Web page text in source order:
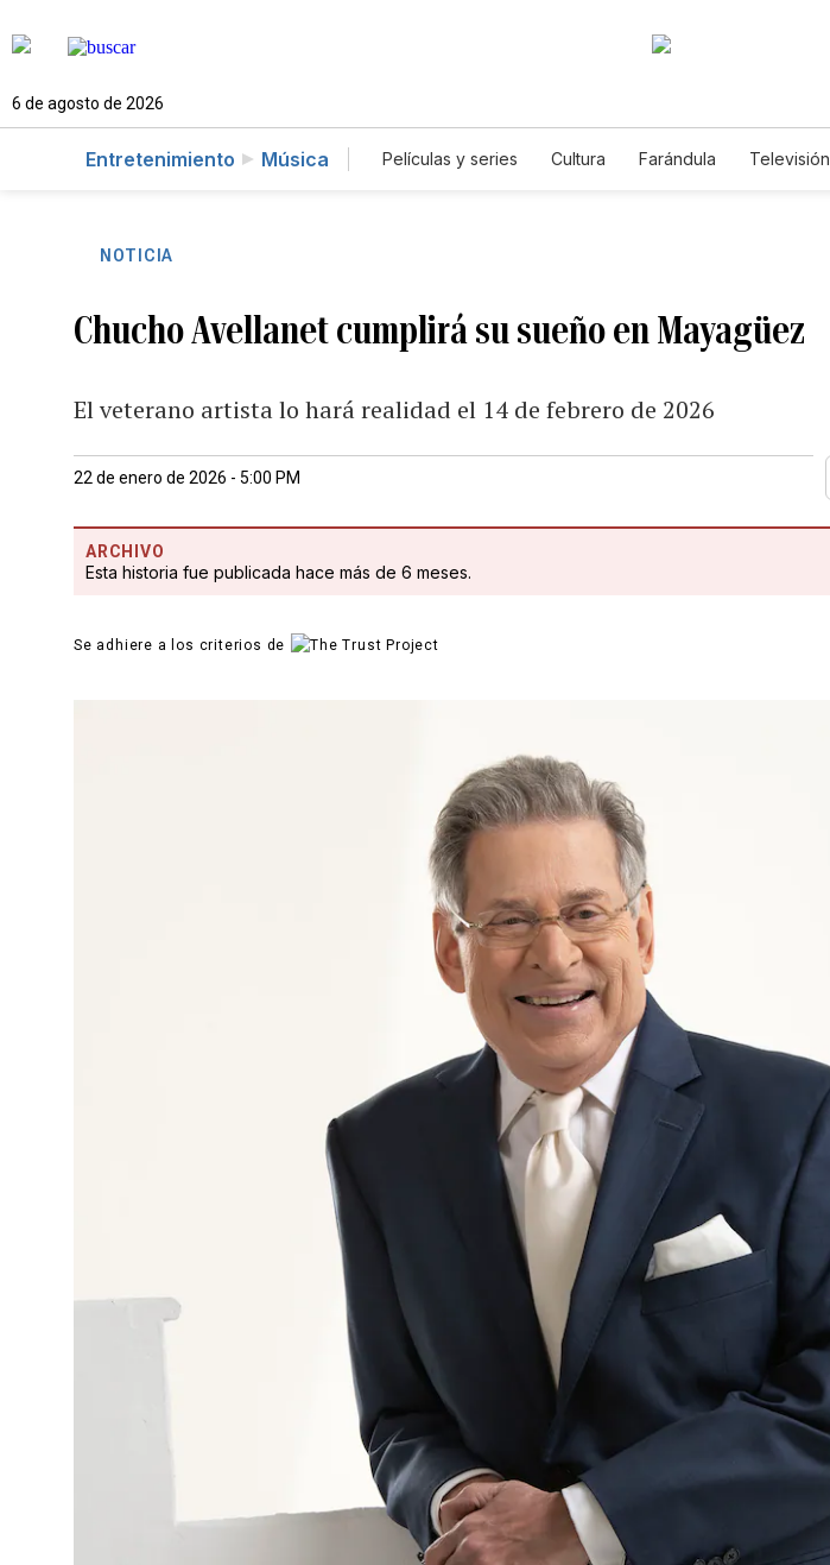
6 de agosto de 2026
Entretenimiento Música Películas y series Cultura Farándula Televisión
NOTICIA
Chucho Avellanet cumplirá su sueño en Mayagüez
El veterano artista lo hará realidad el 14 de febrero de 2026
22 de enero de 2026 - 5:00 PM
ARCHIVO
Esta historia fue publicada hace más de 6 meses.
Se adhiere a los criterios de